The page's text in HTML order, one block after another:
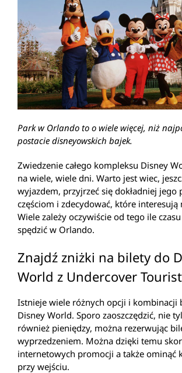
Park w Orlando to o wiele więcej, niż
postacie disneyowskich bajek.
Zwiedzenie całego kompleksu Disney
na wiele, wiele dni. Warto jest wiec,
wyjazdem, przyjrzeć się dokładniej jego
częściom i zdecydować, które interesują
Wiele zależy oczywiście od tego ile
spędzić w Orlando.
Znajdź zniżki na bilety do
World z Undercover Tourist
Istnieje wiele różnych opcji i kombinacji
Disney World. Sporo zaoszczędzić, nie
również pieniędzy, można rezerwując
wyprzedzeniem. Można dzięki temu
internetowych promocji a także ominąć
przy wejściu.